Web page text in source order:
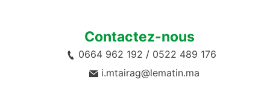
Contactez-nous
0664 962 192 / 0522 489 176
i.mtairag@lematin.ma